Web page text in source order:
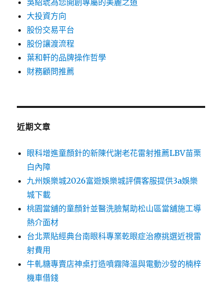
吳紹琥為您開創專屬的美麗之道
大投資方向
股份交易平台
股份讓渡流程
葉和軒的品牌操作哲學
財務顧問推薦
近期文章
眼科增進童顏針的新陳代謝老花雷射推薦LBV苗栗
白內障
九州娛樂城2026富遊娛樂城評價客服提供3a娛樂
城下載
桃園當舖的童顏針並醫洗臉幫助松山區當舖施工導
熱介面材
台北票貼經典台南眼科專業乾眼症治療挑選近視雷
射費用
牛軋糖專賣店神桌打造噴霧降溫與電動沙發的楠梓
機車借錢